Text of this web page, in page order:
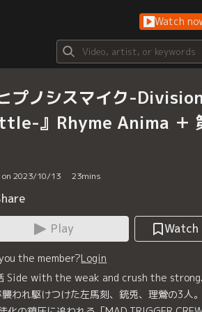
Watch
プノシスマイク-
』Rhyme Anima ＋
on 2023/10/13 23mins
Play
the member?Login
Side with the weak and crush the strong.
襲われ駆けつけた左馬刻、銃兎、理鶯の3人